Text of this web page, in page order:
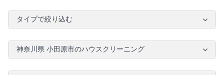
タイプで絞り込む
神奈川県 小田原市のハウスクリーニング